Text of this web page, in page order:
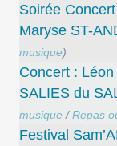
Soirée
Maryse ST-
musique)
Concert :
SALIES du
musique /Repas
Festival